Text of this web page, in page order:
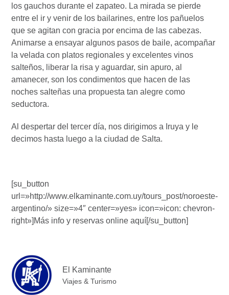
los gauchos durante el zapateo. La mirada se pierde
entre el ir y venir de los bailarines, entre los pañuelos
que se agitan con gracia por encima de las cabezas.
Animarse a ensayar algunos pasos de baile, acompañar
la velada con platos regionales y excelentes vinos
salteños, liberar la risa y aguardar, sin apuro, al
amanecer, son los condimentos que hacen de las
noches salteñas una propuesta tan alegre como
seductora.
Al despertar del tercer día, nos dirigimos a Iruya y le
decimos hasta luego a la ciudad de Salta.
[su_button
url=»http://www.elkaminante.com.uy/tours_post/noroeste-
argentino/» size=»4″ center=»yes» icon=»icon: chevron-
right»]Más info y reservas online aquí[/su_button]
El Kaminante
Viajes & Turismo